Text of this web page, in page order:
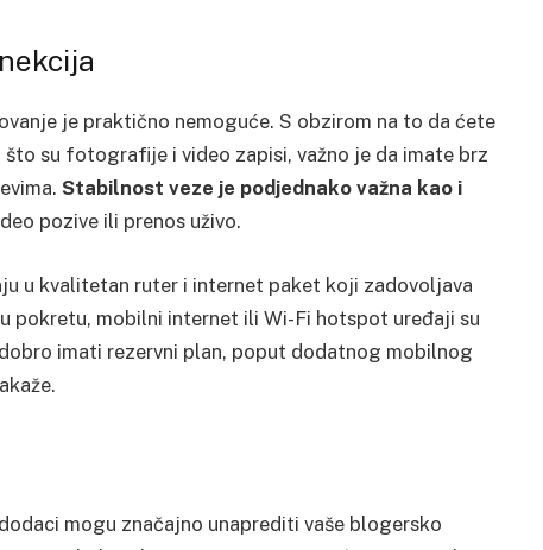
je praktično nemoguće. S obzirom na to da ćete
su fotografije i video zapisi, važno je da imate brz
Stabilnost veze je podjednako važna kao i
pozive ili prenos uživo.
u kvalitetan ruter i internet paket koji zadovoljava
pokretu, mobilni internet ili Wi-Fi hotspot uređaji su
imati rezervni plan, poput dodatnog mobilnog
mogu značajno unaprediti vaše blogersko